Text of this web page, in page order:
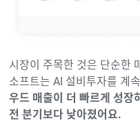
시장이 주목한 것은 단순한
소프트는 AI 설비투자를 계
우드 매출이 더 빠르게 성장
전 분기보다 낮아졌어요.